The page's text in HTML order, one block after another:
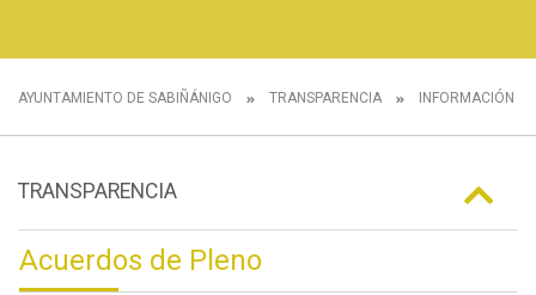
AYUNTAMIENTO DE SABIÑÁNIGO TRANSPARENCIA INFORMACIÓN
TRANSPARENCIA
Acuerdos de Pleno